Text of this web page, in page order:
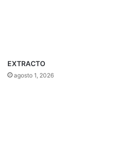
EXTRACTO
agosto 1, 2026